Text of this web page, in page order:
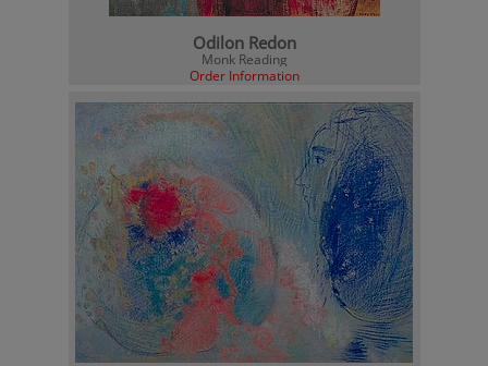
Odilon Redon
Monk Reading
Order Information